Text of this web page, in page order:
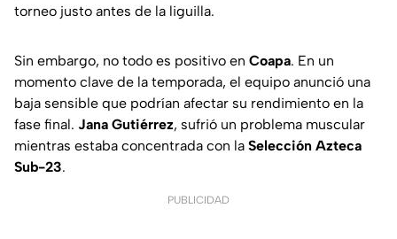
torneo justo antes de la liguilla.
Sin embargo, no todo es positivo en Coapa. En un
momento clave de la temporada, el equipo anunció una
baja sensible que podrían afectar su rendimiento en la
fase final. Jana Gutiérrez, sufrió un problema muscular
mientras estaba concentrada con la Selección Azteca
Sub-23.
PUBLICIDAD